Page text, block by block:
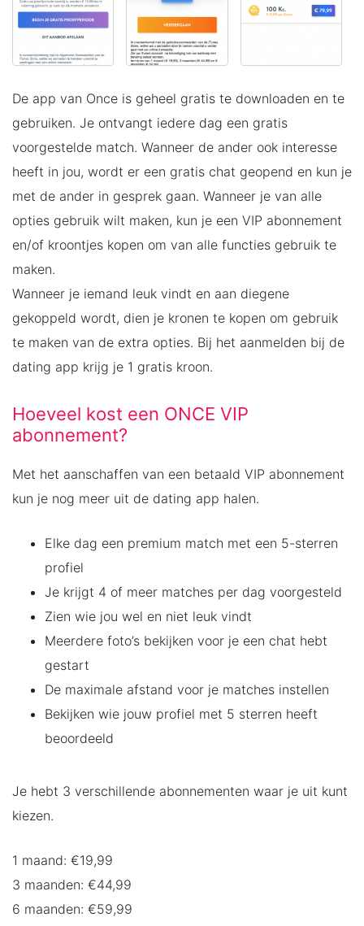
De app van Once is geheel gratis te downloaden en te
gebruiken. Je ontvangt iedere dag een gratis
voorgestelde match. Wanneer de ander ook interesse
heeft in jou, wordt er een gratis chat geopend en kun je
met de ander in gesprek gaan. Wanneer je van alle
opties gebruik wilt maken, kun je een VIP abonnement
en/of kroontjes kopen om van alle functies gebruik te
maken.
Wanneer je iemand leuk vindt en aan diegene
gekoppeld wordt, dien je kronen te kopen om gebruik
te maken van de extra opties. Bij het aanmelden bij de
dating app krijg je 1 gratis kroon.
Hoeveel kost een ONCE VIP
abonnement?
Met het aanschaffen van een betaald VIP abonnement
kun je nog meer uit de dating app halen.
Elke dag een premium match met een 5-sterren
profiel
Je krijgt 4 of meer matches per dag voorgesteld
Zien wie jou wel en niet leuk vindt
Meerdere foto’s bekijken voor je een chat hebt
gestart
De maximale afstand voor je matches instellen
Bekijken wie jouw profiel met 5 sterren heeft
beoordeeld
Je hebt 3 verschillende abonnementen waar je uit kunt
kiezen.
1 maand: €19,99
3 maanden: €44,99
6 maanden: €59,99